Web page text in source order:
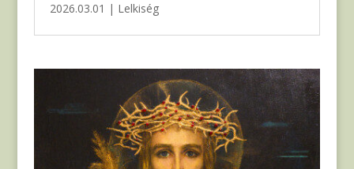
2026.03.01 | Lelkiség